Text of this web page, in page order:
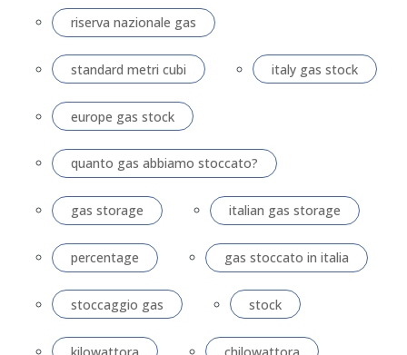
riserva nazionale gas
standard metri cubi italy gas stock
europe gas stock
quanto gas abbiamo stoccato?
gas storage italian gas storage
percentage gas stoccato in italia
stoccaggio gas stock
kilowattora chilowattora